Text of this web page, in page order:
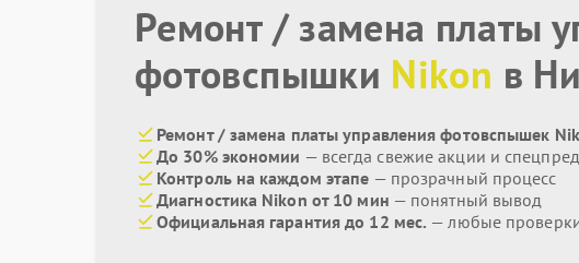
Ремонт / замена платы
фотовспышки Nikon в
Ремонт / замена платы управления фотовспышек
До 30% экономии — всегда свежие акции и
Контроль на каждом этапе — прозрачный процесс
Диагностика Nikon от 10 мин — понятный вывод
Официальная гарантия до 12 мес. — любые проверки